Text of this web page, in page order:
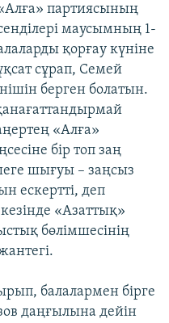
партиясының
маусымның 1-
қорғау күніне
сұрап, Семей
берген болатын.
«Алға»
бір топ заң
шығуы – заңсыз
ескертті, деп
«Азаттық»
бөлімшесінің
балалармен бірге
даңғылына дейін